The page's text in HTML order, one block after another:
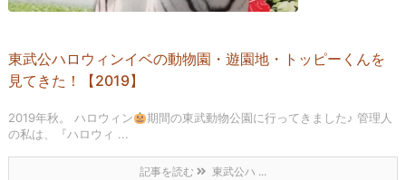
東武公ハロウィンイベの動物園・遊園地・トッピーくんを
見てきた！【2019】
2019年秋。 ハロウィン
期間の東武動物公園に行ってきました♪ 管理人
の私は、『ハロウィ ...
記事を読む 東武公ハ ...